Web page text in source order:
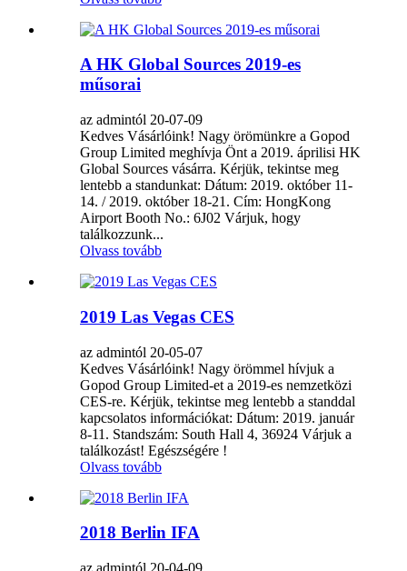
A HK Global Sources 2019-es
műsorai
az admintól 20-07-09
Kedves Vásárlóink! Nagy örömünkre a Gopod
Group Limited meghívja Önt a 2019. áprilisi HK
Global Sources vásárra. Kérjük, tekintse meg
lentebb a standunkat: Dátum: 2019. október 11-
14. / 2019. október 18-21. Cím: HongKong
Airport Booth No.: 6J02 Várjuk, hogy
találkozzunk...
Olvass tovább
2019 Las Vegas CES
az admintól 20-05-07
Kedves Vásárlóink! Nagy örömmel hívjuk a
Gopod Group Limited-et a 2019-es nemzetközi
CES-re. Kérjük, tekintse meg lentebb a standdal
kapcsolatos információkat: Dátum: 2019. január
8-11. Standszám: South Hall 4, 36924 Várjuk a
találkozást! Egészségére !
Olvass tovább
2018 Berlin IFA
az admintól 20-04-09